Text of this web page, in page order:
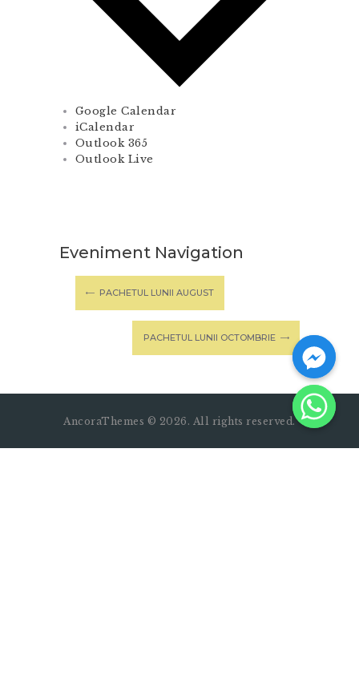
Google Calendar
iCalendar
Outlook 365
Outlook Live
Eveniment Navigation
PACHETUL LUNII AUGUST
PACHETUL LUNII OCTOMBRIE
AncoraThemes © 2026. All rights reserved.